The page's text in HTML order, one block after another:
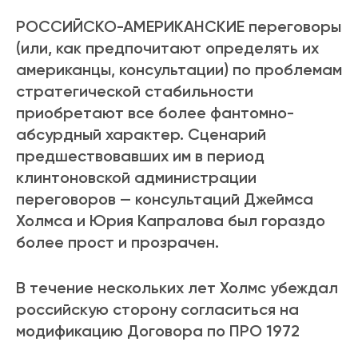
РОССИЙСКО-АМЕРИКАНСКИЕ переговоры
(или, как предпочитают определять их
американцы, консультации) по проблемам
стратегической стабильности
приобретают все более фантомно-
абсурдный характер. Сценарий
предшествовавших им в период
клинтоновской администрации
переговоров — консультаций Джеймса
Холмса и Юрия Капралова был гораздо
более прост и прозрачен.
В течение нескольких лет Холмс убеждал
российскую сторону согласиться на
модификацию Договора по ПРО 1972